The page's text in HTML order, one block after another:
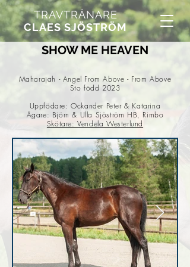
TRAVTRÄNARE
CLAES SJÖSTRÖM
SHOW ME HEAVEN
Maharajah - Angel From Above - From Above
Sto född 2023
Uppfödare: Ockander Peter & Katarina
Ägare: Björn & Ulla Sjöström HB, Rimbo
Skötare: Vendela Westerlund